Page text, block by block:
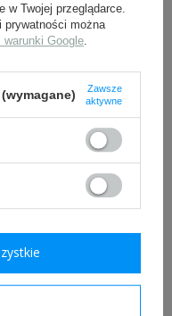
czapki M43 LW,
sukienne, haftowane
19,00 zł
w Twojej przeglądarce.
prywatności można
warunki Google
Zawsze
aktywne